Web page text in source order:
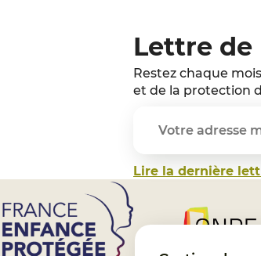
Lettre de
Restez chaque
et de la protection
Lire la dernière